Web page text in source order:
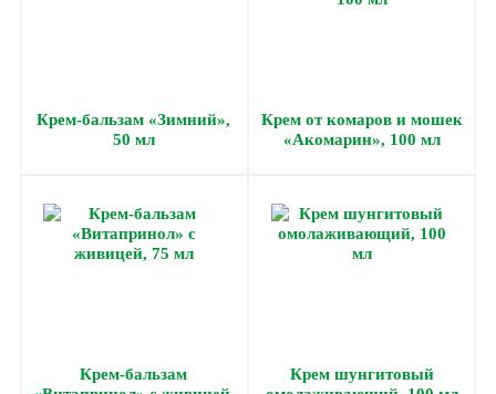
Крем-бальзам «Зимний»,
50 мл
Крем от комаров и мошек
«Акомарин», 100 мл
Крем-бальзам
Крем шунгитовый